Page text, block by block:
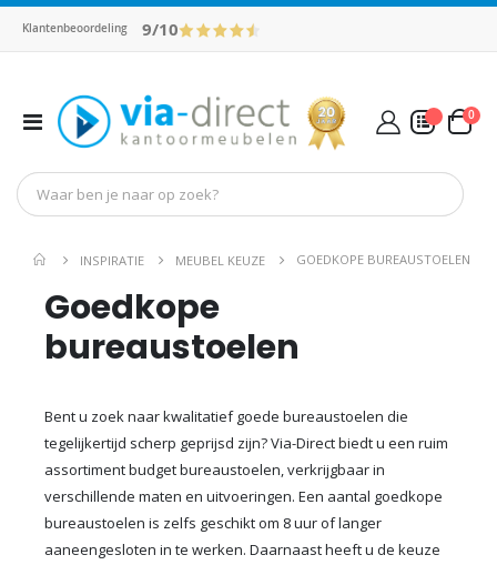
Klantenbeoordeling 9/10
Toggle
Nav
Cart
0
INSPIRATIE MEUBEL KEUZE GOEDKOPE BUREAUSTOELEN
Goedkope
bureaustoelen
Bent u zoek naar kwalitatief goede bureaustoelen die
tegelijkertijd scherp geprijsd zijn? Via-Direct biedt u een ruim
assortiment budget bureaustoelen, verkrijgbaar in
verschillende maten en uitvoeringen. Een aantal goedkope
bureaustoelen is zelfs geschikt om 8 uur of langer
aaneengesloten in te werken. Daarnaast heeft u de keuze